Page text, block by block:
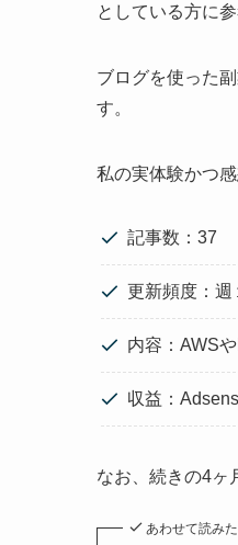
としている方に
ブログを使った
す。
私の実体験かつ感
記事数：37
更新頻度：週
内容：AWS
収益：
なお、続きの4ヶ
あわせて読み